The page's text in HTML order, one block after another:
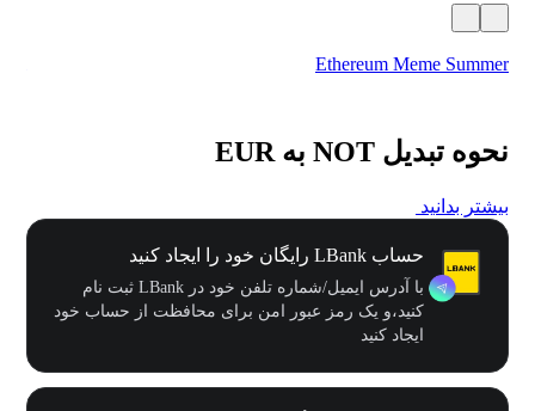
Ethereum Meme Summer
نحوه تبدیل NOT به EUR
بیشتر بدانید
حساب LBank رایگان خود را ایجاد کنید
با آدرس ایمیل/شماره تلفن خود در LBank ثبت نام
کنید،و یک رمز عبور امن برای محافظت از حساب خود
ایجاد کنید